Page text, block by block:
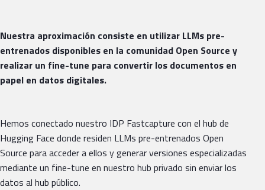
Nuestra aproximación consiste en utilizar LLMs pre-
entrenados disponibles en la comunidad Open Source y
realizar un fine-tune para convertir los documentos en
papel en datos digitales.
Hemos conectado nuestro IDP Fastcapture con el hub de
Hugging Face donde residen LLMs pre-entrenados Open
Source para acceder a ellos y generar versiones especializadas
mediante un fine-tune en nuestro hub privado sin enviar los
datos al hub público.